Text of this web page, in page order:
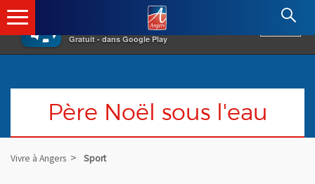
×
Gratuit - dans Google Play
Angers.fr : Retour à l'accueil
Père Noël sous l'eau
Vivre à Angers Sport